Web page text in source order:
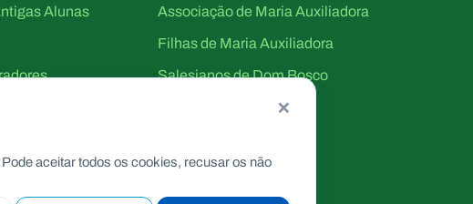
Alunas
Associação de Maria Auxiliadora
Filhas de Maria Auxiliadora
Salesianos de Dom Bosco
×
aceitar todos os cookies, recusar os não